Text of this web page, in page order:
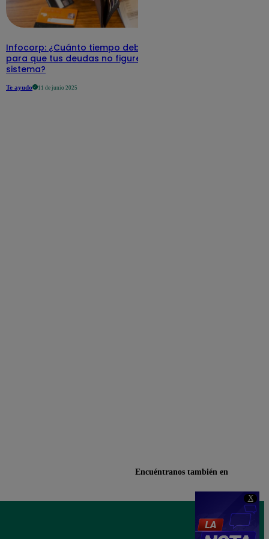
X
Infocorp: ¿Cuánto tiempo debe pasar
para que tus deudas no figuren en su
sistema?
Te ayudo 11 de junio 2025
Encuéntranos también en